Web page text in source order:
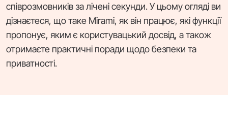
співрозмовників за лічені секунди. У цьому огляді ви
дізнаєтеся, що таке Mirami, як він працює, які функції
пропонує, яким є користувацький досвід, а також
отримаєте практичні поради щодо безпеки та
приватності.